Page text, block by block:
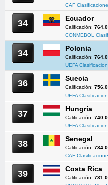
CAF
34 Ecuador
Calificación: 764.0
CONMEBOL
34 Polonia
Calificación: 764.0
UEFA
36 Suecia
Calificación: 756.0
UEFA
37 Hungría
Calificación: 740.0
UEFA
38 Senegal
Calificación: 734.0
CAF
39 Costa Rica
Calificación: 731.0